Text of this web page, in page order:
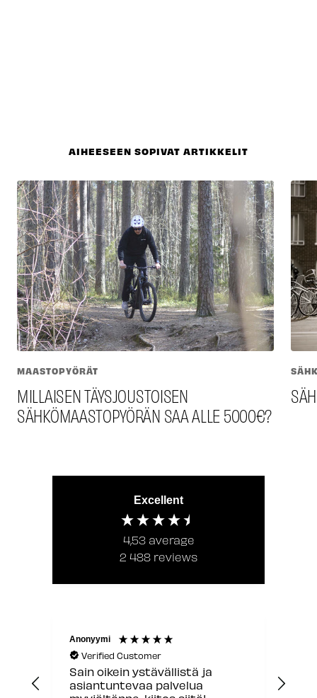
AIHEESEEN SOPIVAT ARTIKKELIT
MAASTOPYÖRÄT
MILLAISEN TÄYSJOUSTOISEN
SÄHKÖMAASTOPYÖRÄN SAA ALLE 5000€?
Excellent
4,53 average
2 488 reviews
Anonyymi
Verified Customer
Sain oikein ystävällistä ja
asiantuntevaa palvelua